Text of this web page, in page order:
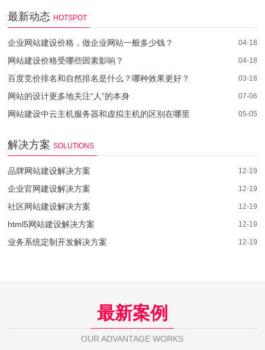
最新动态 HOTSPOT
企业网站建设价格，做企业网站一般多少钱？ 04-18
网站建设价格受哪些因素影响？ 04-18
百度竞价排名和自然排名是什么？哪种效果更好？ 03-18
网站的设计更多地关注“人”的本身 07-06
网站建设中云主机服务器和虚拟主机的区别在哪里 05-05
解决方案 SOLUTIONS
品牌网站建设解决方案 12-19
企业官网建设解决方案 12-19
社区网站建设解决方案 12-19
html5网站建设解决方案 12-19
业务系统定制开发解决方案 12-19
最新案例
OUR ADVANTAGE WORKS